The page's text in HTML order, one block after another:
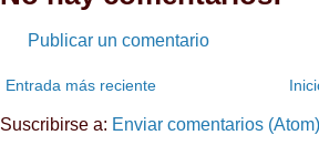
Publicar un comentario
Entrada más reciente
Suscribirse a: Enviar comentarios (Atom)